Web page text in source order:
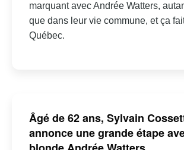
marquant avec Andrée Watters,
que dans leur vie commune, et ça
Québec.
Âgé de 62 ans, Sylvain
annonce une grande étape